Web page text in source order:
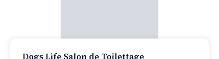
Dogs Life Salon de Toilettage